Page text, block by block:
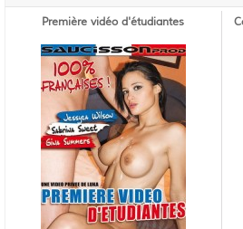
Première vidéo d'étudiantes